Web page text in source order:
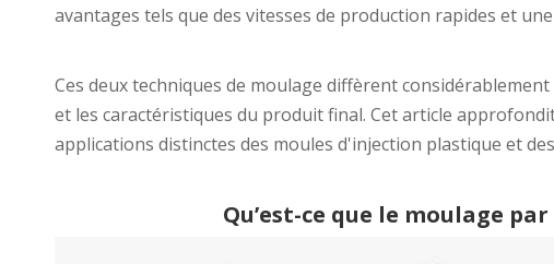
avantages tels que des vitesses de production rapides et
Ces deux techniques de moulage diffèrent
et les caractéristiques du produit final. Cet article
applications distinctes des moules d'injection plastique et
Qu’est-ce que le moulage